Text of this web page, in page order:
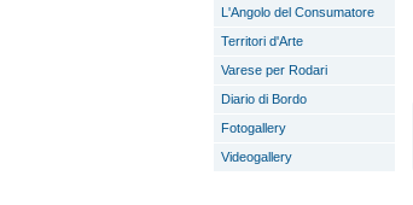
L'Angolo del Consumatore
Territori d'Arte
Varese per Rodari
Diario di Bordo
Fotogallery
Videogallery